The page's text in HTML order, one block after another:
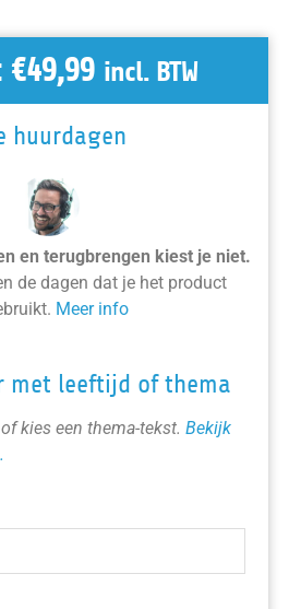
€49,99 incl. BTW
huurdagen
en terugbrengen kiest je niet.
de dagen dat je het product
Meer info
met leeftijd of thema
kies een thema-tekst. Bekijk